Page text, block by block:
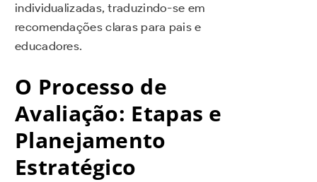
individualizadas, traduzindo-se em
recomendações claras para pais e
educadores.
O Processo de
Avaliação: Etapas e
Planejamento
Estratégico